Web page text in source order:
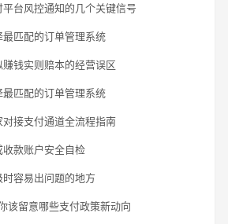
平台风控通知的几个关键信号
最匹配的订单管理系统
赚钱实则赔本的经营误区
最匹配的订单管理系统
对接支付通道全流程指南
收款账户安全自检
时容易出问题的地方
该留意哪些支付政策新动向